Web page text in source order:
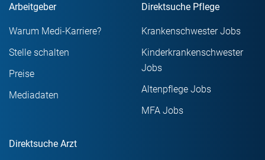
Arbeitgeber
Warum Medi-Karriere?
Stelle schalten
Preise
Mediadaten
Direktsuche Pflege
Krankenschwester Jobs
Kinderkrankenschwester
Jobs
Altenpflege Jobs
MFA Jobs
Direktsuche Arzt